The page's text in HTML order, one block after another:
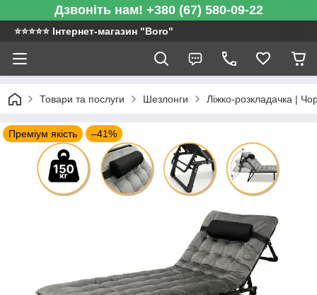
Дзвоніть нам! +380 (67) 580-09-22
⭐️⭐️⭐️⭐️⭐️ Інтернет-магазин "Boro"
Товари та послуги Шезлонги Ліжко-розкладачка |
Преміум якість –41%